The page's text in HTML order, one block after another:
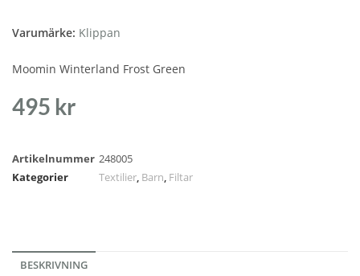
Varumärke: Klippan
Moomin Winterland Frost Green
495 kr
Artikelnummer 248005
Kategorier
Textilier, Barn, Filtar
BESKRIVNING